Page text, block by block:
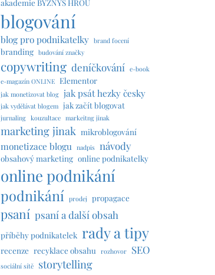
blogování
blog pro podnikatelky brand focení
branding budování značky
copywriting deníčkování e-book
e-magazín ONLINE Elementor
jak monetizovat blog jak psát hezky česky
jak vydělávat blogem jak začít blogovat
jurnaling kouzultace markeitng jinak
marketing jinak mikroblogování
monetizace blogu nadpis návody
obsahový marketing online podnikatelky
online podnikání
podnikání prodej propagace
psaní psaní a další obsah
příběhy podnikatelek rady a tipy
recenze recyklace obsahu rozhovor SEO
sociální sítě storytelling